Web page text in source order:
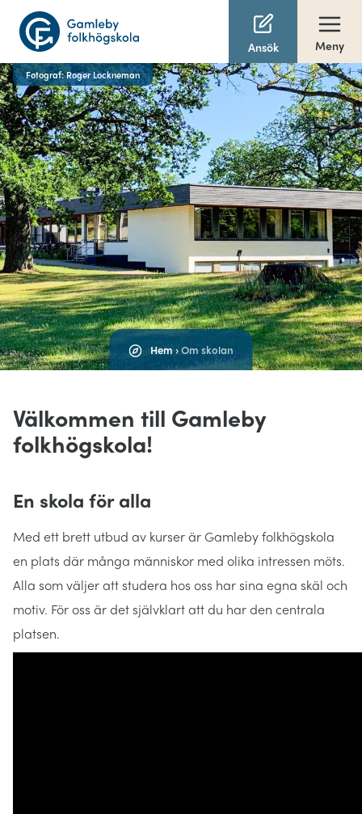
Ansök Meny
Hem ›Om skolan
Fotograf: Roger Lockneman
Välkommen till Gamleby
folkhögskola!
En skola för alla
Med ett brett utbud av kurser är Gamleby folkhögskola
en plats där många människor med olika intressen möts.
Alla som väljer att studera hos oss har sina egna skäl och
motiv. För oss är det självklart att du har den centrala
platsen.